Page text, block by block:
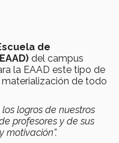
de
) del campus
la EAAD este tipo de
de todo
logros de nuestros
profesores y de sus
motivación”.